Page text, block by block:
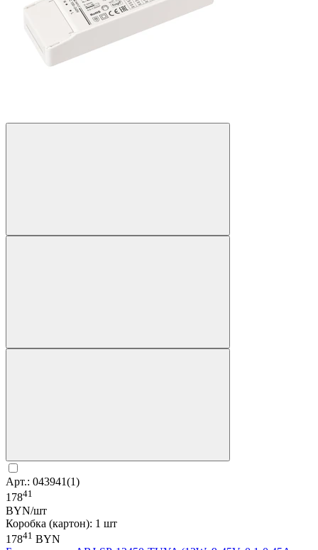
Арт.: 043941(1)
17841
BYN/шт
Коробка (картон): 1 шт
17841 BYN